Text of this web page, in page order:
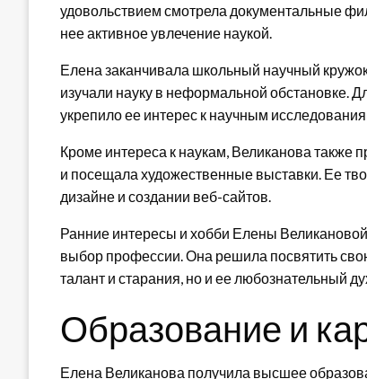
удовольствием смотрела документальные
нее активное увлечение наукой.
Елена заканчивала школьный научный
изучали науку в неформальной обстановке.
укрепило ее интерес к научным
Кроме интереса к наукам, Великанова также
и посещала художественные выставки. Ее
дизайне и создании веб-сайтов.
Ранние интересы и хобби Елены
выбор профессии. Она решила посвятить
талант и старания, но и ее любознательный
Образование и
Елена Великанова получила высшее